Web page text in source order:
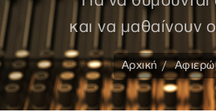
και να μαθαίνουν
Αρχική